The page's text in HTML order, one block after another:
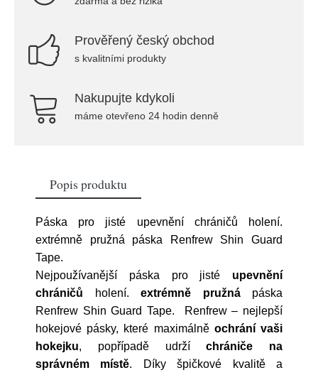
Prověřený český obchod
s kvalitními produkty
Nakupujte kdykoli
máme otevřeno 24 hodin denně
Popis produktu
Páska pro jisté upevnění chráničů holení.
extrémně pružná páska Renfrew Shin Guard
Tape.
Nejpoužívanější páska pro jisté upevnění
chráničů holení. extrémně pružnápáska
Renfrew Shin Guard Tape. Renfrew – nejlepší
hokejové pásky, které maximálně ochrání vaši
hokejku, popřípadě udržíchrániče na
správném místě. Díky špičkové kvalitě a